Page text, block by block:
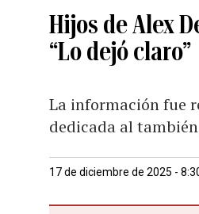
Hijos de Alex
“Lo dejó claro”
La información fue
dedicada al
17 de diciembre de 2025 -